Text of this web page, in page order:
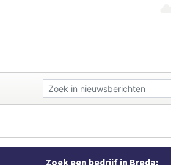
Zoek een bedrijf in Breda: